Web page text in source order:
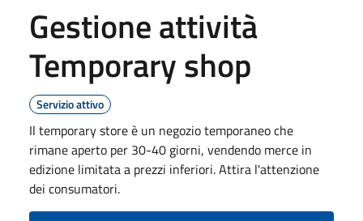
Gestione attività
Temporary shop
Servizio attivo
Il temporary store è un negozio temporaneo che
rimane aperto per 30-40 giorni, vendendo merce in
edizione limitata a prezzi inferiori. Attira l'attenzione
dei consumatori.